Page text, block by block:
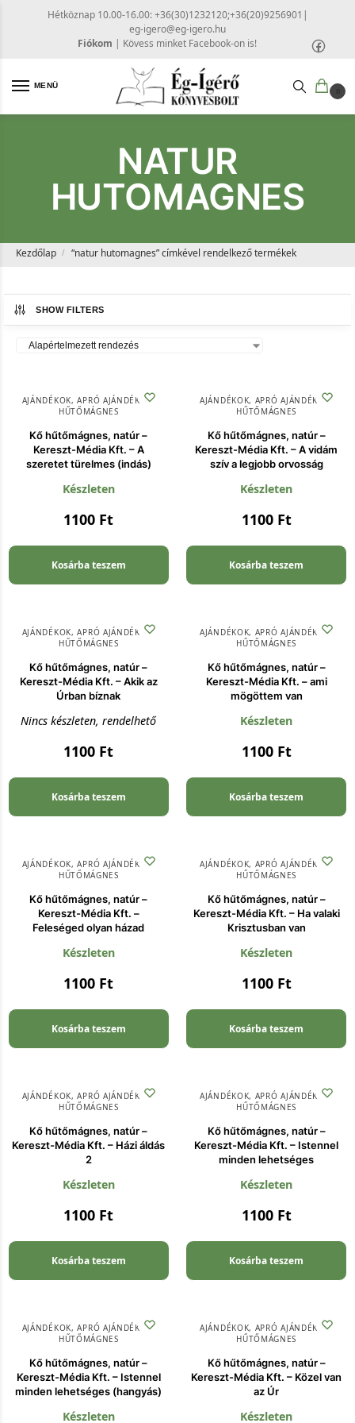
Hétköznap 10.00-16.00: +36(30)1232120;+36(20)9256901 |
eg-igero@eg-igero.hu
Fiókom | Kövess minket Facebook-on is!
MENÜ
0
NATUR
HUTOMAGNES
Kezdőlap / “natur hutomagnes” címkével rendelkező termékek
SHOW FILTERS
AJÁNDÉKOK,APRÓ AJÁNDÉKOK,
HŰTŐMÁGNES
Kő hűtőmágnes, natúr –
Kereszt-Média Kft. – A
szeretet türelmes (indás)
Készleten
1100 Ft
Kosárba teszem
AJÁNDÉKOK, APRÓ AJÁNDÉKOK,
HŰTŐMÁGNES
Kő hűtőmágnes, natúr –
Kereszt-Média Kft. – A vidám
szív a legjobb orvosság
Készleten
1100 Ft
Kosárba teszem
AJÁNDÉKOK,APRÓ AJÁNDÉKOK,
HŰTŐMÁGNES
Kő hűtőmágnes, natúr –
Kereszt-Média Kft. – Akik az
Úrban bíznak
Nincs készleten, rendelhető
1100 Ft
Kosárba teszem
AJÁNDÉKOK, APRÓ AJÁNDÉKOK,
HŰTŐMÁGNES
Kő hűtőmágnes, natúr –
Kereszt-Média Kft. – ami
mögöttem van
Készleten
1100 Ft
Kosárba teszem
AJÁNDÉKOK,APRÓ AJÁNDÉKOK,
HŰTŐMÁGNES
Kő hűtőmágnes, natúr –
Kereszt-Média Kft. –
Feleséged olyan házad
Készleten
1100 Ft
Kosárba teszem
AJÁNDÉKOK, APRÓ AJÁNDÉKOK,
HŰTŐMÁGNES
Kő hűtőmágnes, natúr –
Kereszt-Média Kft. – Ha valaki
Krisztusban van
Készleten
1100 Ft
Kosárba teszem
AJÁNDÉKOK,APRÓ AJÁNDÉKOK,
HŰTŐMÁGNES
Kő hűtőmágnes, natúr –
Kereszt-Média Kft. – Házi áldás
2
Készleten
1100 Ft
Kosárba teszem
AJÁNDÉKOK, APRÓ AJÁNDÉKOK,
HŰTŐMÁGNES
Kő hűtőmágnes, natúr –
Kereszt-Média Kft. – Istennel
minden lehetséges
Készleten
1100 Ft
Kosárba teszem
AJÁNDÉKOK,APRÓ AJÁNDÉKOK,
HŰTŐMÁGNES
Kő hűtőmágnes, natúr –
Kereszt-Média Kft. – Istennel
minden lehetséges (hangyás)
Készleten
AJÁNDÉKOK, APRÓ AJÁNDÉKOK,
HŰTŐMÁGNES
Kő hűtőmágnes, natúr –
Kereszt-Média Kft. – Közel van
az Úr
Készleten